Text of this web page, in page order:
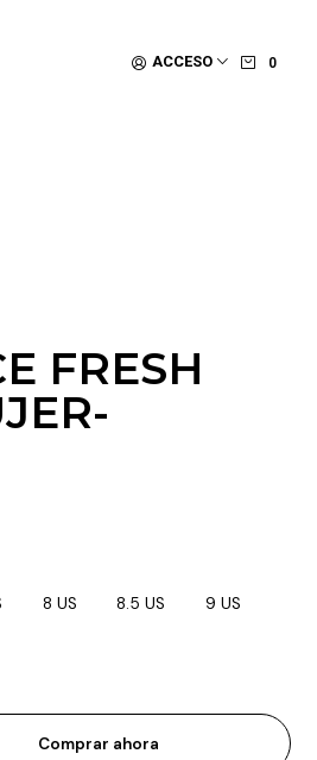
ACCESO 0
FRESH
8 US 8.5 US 9 US
Comprar ahora